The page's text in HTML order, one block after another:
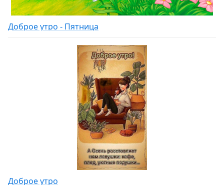
Доброе утро - Пятница
Доброе утро